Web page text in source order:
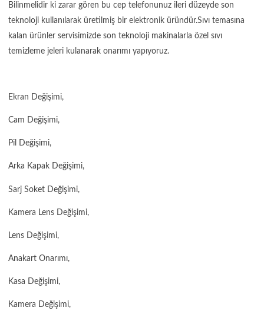
Bilinmelidir ki zarar gören bu cep telefonunuz ileri düzeyde son
teknoloji kullanılarak üretilmiş bir elektronik üründür.Sıvı temasına
kalan ürünler servisimizde son teknoloji makinalarla özel sıvı
temizleme jeleri kulanarak onarımı yapıyoruz.
Ekran Değişimi,
Cam Değişimi,
Pil Değişimi,
Arka Kapak Değişimi,
Sarj Soket Değişimi,
Kamera Lens Değişimi,
Lens Değişimi,
Anakart Onarımı,
Kasa Değişimi,
Kamera Değişimi,